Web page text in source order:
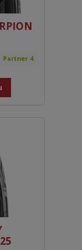
Partner 4